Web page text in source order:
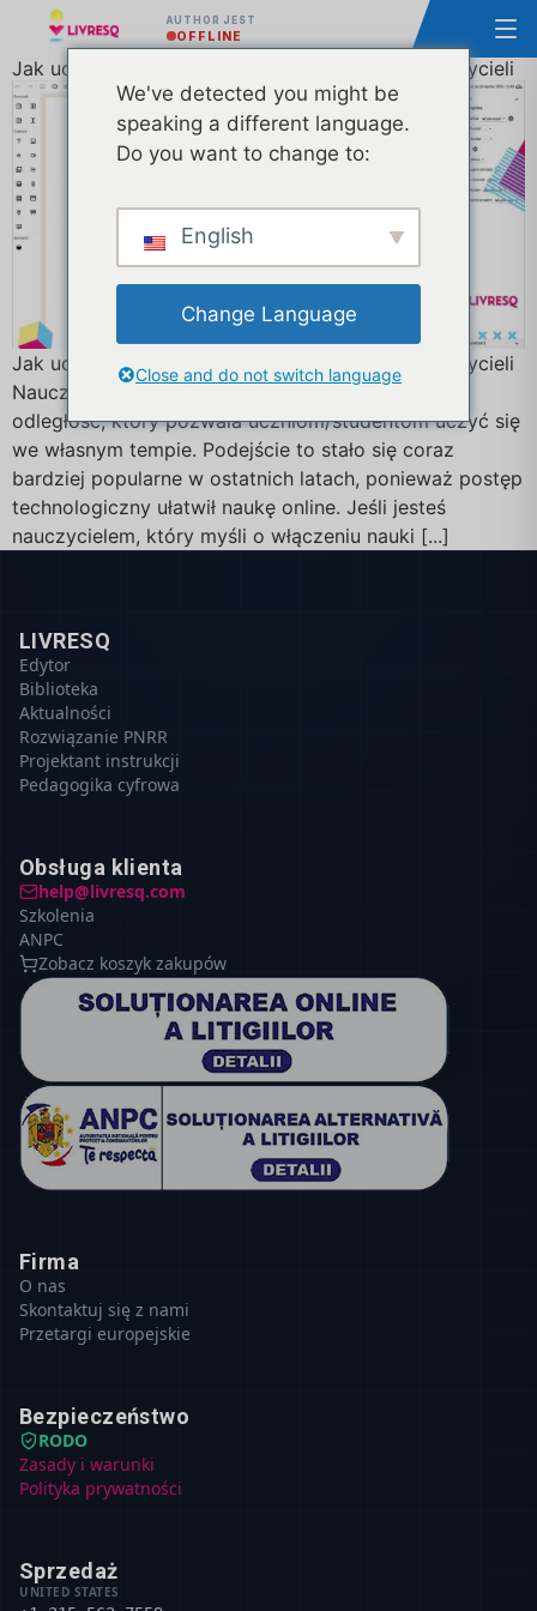
AUTHOR JEST
OFFLINE
Jak uczyć asynchronicznie: przewodnik dla nauczycieli
Jak uczyć asynchronicznie: przewodnik dla nauczycieli
Nauczanie asynchroniczne to rodzaj nauczania na
odległość, który pozwala uczniom/studentom uczyć się
we własnym tempie. Podejście to stało się coraz
bardziej popularne w ostatnich latach, ponieważ postęp
technologiczny ułatwił naukę online. Jeśli jesteś
nauczycielem, który myśli o włączeniu nauki [...]
LIVRESQ
Edytor
Biblioteka
Aktualności
Rozwiązanie PNRR
Projektant instrukcji
Pedagogika cyfrowa
Obsługa klienta
help@livresq.com
Szkolenia
ANPC
Zobacz koszyk zakupów
Firma
O nas
Skontaktuj się z nami
Przetargi europejskie
Bezpieczeństwo
RODO
Zasady i warunki
Polityka prywatności
Sprzedaż
UNITED STATES
We've detected you might be
speaking a different language.
Do you want to change to:
English
Change Language
Close and do not switch language